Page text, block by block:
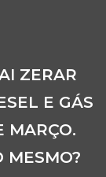
ZERAR
E GÁS
MARÇO.
MESMO?